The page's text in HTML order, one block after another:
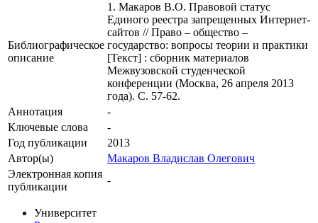
Библиографическое
описание
1. Макаров В.О. Правовой статус
Единого реестра запрещенных Интернет-
сайтов // Право – общество –
государство: вопросы теории и практики
[Текст] : сборник материалов
Межвузовской студенческой
конференции (Москва, 26 апреля 2013
года). С. 57-62.
Аннотация
-
Ключевые cлова
-
Год публикации
2013
Автор(ы)
Макаров Владислав Олегович
Электронная копия
публикации
-
Университет